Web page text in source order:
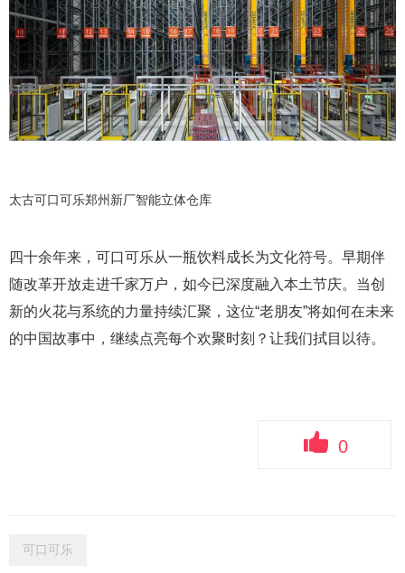
太古可口可乐郑州新厂智能立体仓库
四十余年来，可口可乐从一瓶饮料成长为文化符号。早期伴
随改革开放走进千家万户，如今已深度融入本土节庆。当创
新的火花与系统的力量持续汇聚，这位“老朋友”将如何在未来
的中国故事中，继续点亮每个欢聚时刻？让我们拭目以待。
0
可口可乐